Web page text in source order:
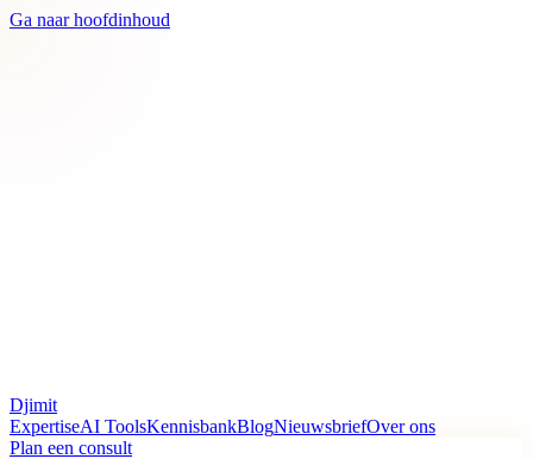
Ga naar hoofdinhoud
Djimit
ExpertiseAI ToolsKennisbankBlogNieuwsbriefOver ons
Plan een consult